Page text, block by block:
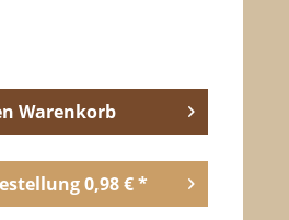
Warenkorb
0,98 € *